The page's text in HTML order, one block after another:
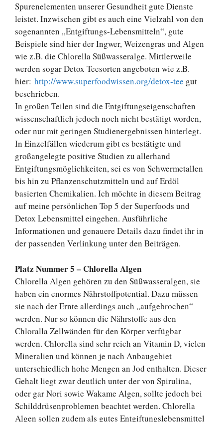
Spurenelementen unserer Gesundheit gute Dienste
leistet. Inzwischen gibt es auch eine Vielzahl von den
sogenannten „Entgiftungs-Lebensmitteln“, gute
Beispiele sind hier der Ingwer, Weizengras und Algen
wie z.B. die Chlorella Süßwasseralge. Mittlerweile
werden sogar Detox Teesorten angeboten wie z.B.
hier: http://www.superfoodwissen.org/detox-tee gut
beschrieben.
In großen Teilen sind die Entgiftungseigenschaften
wissenschaftlich jedoch noch nicht bestätigt worden,
oder nur mit geringen Studienergebnissen hinterlegt.
In Einzelfällen wiederum gibt es bestätigte und
großangelegte positive Studien zu allerhand
Entgiftungsmöglichkeiten, sei es von Schwermetallen
bis hin zu Pflanzenschutzmitteln und auf Erdöl
basierten Chemikalien. Ich möchte in diesem Beitrag
auf meine persönlichen Top 5 der Superfoods und
Detox Lebensmittel eingehen. Ausführliche
Informationen und genauere Details dazu findet ihr in
der passenden Verlinkung unter den Beiträgen.
Platz Nummer 5 – Chlorella Algen
Chlorella Algen gehören zu den Süßwasseralgen, sie
haben ein enormes Nährstoffpotential. Dazu müssen
sie nach der Ernte allerdings auch „aufgebrochen“
werden. Nur so können die Nährstoffe aus den
Chloralla Zellwänden für den Körper verfügbar
werden. Chlorella sind sehr reich an Vitamin D, vielen
Mineralien und können je nach Anbaugebiet
unterschiedlich hohe Mengen an Jod enthalten. Dieser
Gehalt liegt zwar deutlich unter der von Spirulina,
oder gar Nori sowie Wakame Algen, sollte jedoch bei
Schilddrüsenproblemen beachtet werden. Chlorella
Algen sollen zudem als gutes Entgiftungslebensmittel